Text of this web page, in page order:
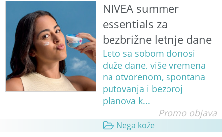
NIVEA summer
essentials za
bezbrižne letnje dane
Leto sa sobom donosi
duže dane, više vremena
na otvorenom, spontana
putovanja i bezbroj
planova k...
Promo objava
Nega kože